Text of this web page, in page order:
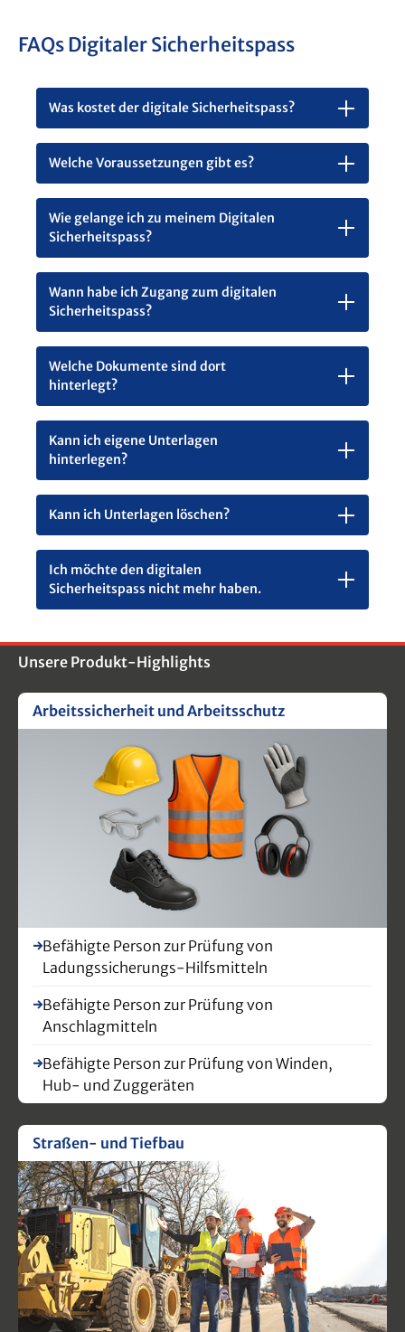
FAQs Digitaler Sicherheitspass
Was kostet der digitale Sicherheitspass?
Welche Voraussetzungen gibt es?
Wie gelange ich zu meinem Digitalen
Sicherheitspass?
Wann habe ich Zugang zum digitalen
Sicherheitspass?
Welche Dokumente sind dort
hinterlegt?
Kann ich eigene Unterlagen
hinterlegen?
Kann ich Unterlagen löschen?
Ich möchte den digitalen
Sicherheitspass nicht mehr haben.
Unsere Produkt-Highlights
Arbeitssicherheit und Arbeitsschutz
Befähigte Person zur Prüfung von
Ladungssicherungs-Hilfsmitteln
Befähigte Person zur Prüfung von
Anschlagmitteln
Befähigte Person zur Prüfung von Winden,
Hub- und Zuggeräten
Straßen- und Tiefbau